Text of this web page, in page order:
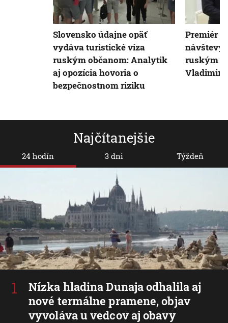
Najčítanejšie
24 hodín
Nízka hladina Dunaja odhalila aj
nové termálne pramene, objav
vyvoláva u vedcov aj obavy
3 dni Týždeň
Slovensko údajne opäť
vydáva turistické víza
ruským občanom: Analytik
aj opozícia hovoria o
bezpečnostnom riziku
Premiér
návštevy
ruským